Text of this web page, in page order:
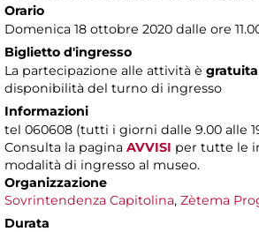
Orario
Domenica 18 ottobre 2020 dalle ore
Biglietto d'ingresso
La partecipazione alle attività è gratuita
disponibilità del turno di ingresso
Informazioni
tel 060608 (tutti i giorni dalle 9.00 alle
Consulta la pagina AVVISI per tutte le
modalità di ingresso al museo.
Organizzazione
Sovrintendenza Capitolina, Zètema
Durata